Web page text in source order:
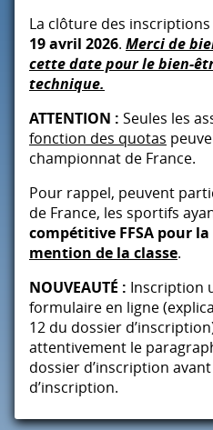
La clôture des inscriptions
19 avril 2026. Merci de
cette date pour le bien-
technique.
ATTENTION : Seules les
fonction des quotas
championnat de France.
Pour rappel, peuvent
de France, les sportifs
compétitive FFSA pour la
mention de la classe.
NOUVEAUTÉ : Inscription
formulaire en ligne
12 du dossier
attentivement le
dossier d’inscription
d’inscription.